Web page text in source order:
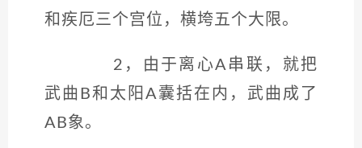
和疾厄三个宫位，横垮五个大限。
2，由于离心A串联，就把
武曲B和太阳A囊括在内，武曲成了
AB象。